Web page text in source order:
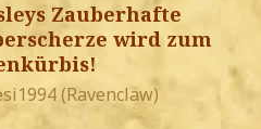
Zauberhafte
wird zum
(Ravenclaw)